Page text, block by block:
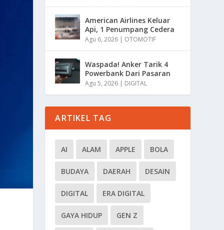
American Airlines Keluar
Api, 1 Penumpang Cedera
Agu 6, 2026 | OTOMOTIF
Waspada! Anker Tarik 4
Powerbank Dari Pasaran
Agu 5, 2026 | DIGITAL
ARTIKEL TAG
AI ALAM APPLE BOLA
BUDAYA DAERAH DESAIN
DIGITAL ERA DIGITAL
GAYA HIDUP GEN Z